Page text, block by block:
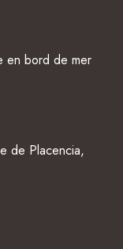
en bord de mer
de Placencia,